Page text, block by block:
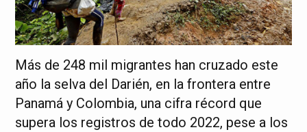
Más de 248 mil migrantes han cruzado este
año la selva del Darién, en la frontera entre
Panamá y Colombia, una cifra récord que
supera los registros de todo 2022, pese a los